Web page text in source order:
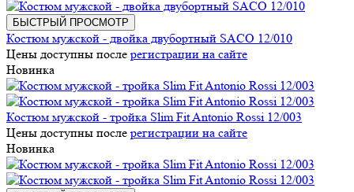
БЫСТРЫЙ ПРОСМОТР
Костюм мужской - двойка двубортный SACO 12/010
Цены доступны после регистрации на сайте
Новинка
Костюм мужской - тройка Slim Fit Antonio Rossi 12/003
Цены доступны после регистрации на сайте
Новинка